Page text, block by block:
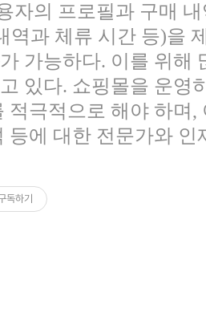
자의 프로필과 구매
역과 체류 시간 등)을
가능하다. 이를 위해
있다. 쇼핑몰을 운영
적극적으로 해야 하며
등에 대한 전문가와 인
독하기